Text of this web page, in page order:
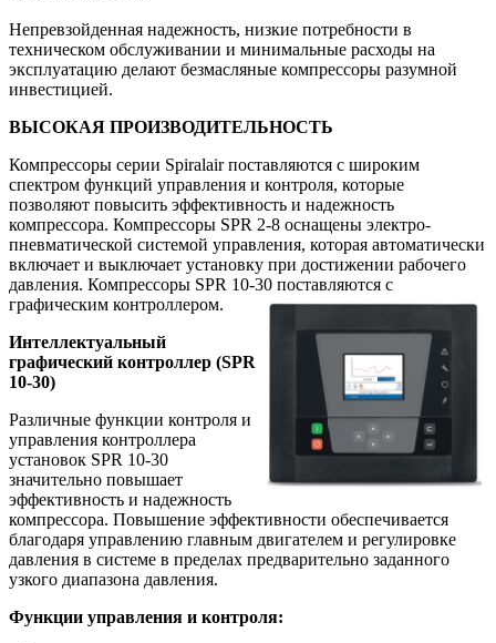
Непревзойденная надежность, низкие потребности в
техническом обслуживании и минимальные расходы на
эксплуатацию делают безмасляные компрессоры разумной
инвестицией.
ВЫСОКАЯ ПРОИЗВОДИТЕЛЬНОСТЬ
Компрессоры серии Spiralair поставляются с широким
спектром функций управления и контроля, которые
позволяют повысить эффективность и надежность
компрессора. Компрессоры SPR 2-8 оснащены электро-
пневматической системой управления, которая автоматически
включает и выключает установку при достижении рабочего
давления. Компрессоры SPR 10-30 поставляются с
графическим контроллером.
Интеллектуальный
графический контроллер (SPR
10-30)
Различные функции контроля и
управления контроллера
установок SPR 10-30
значительно повышает
эффективность и надежность
компрессора. Повышение эффективности обеспечивается
благодаря управлению главным двигателем и регулировке
давления в системе в пределах предварительно заданного
узкого диапазона давления.
Функции управления и контроля: